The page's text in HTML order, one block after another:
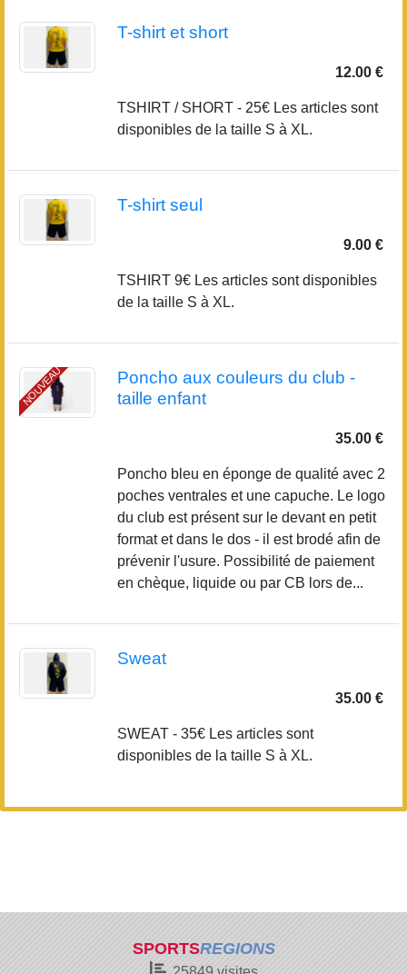
T-shirt et short
12.00 €
TSHIRT / SHORT - 25€ Les articles sont
disponibles de la taille S à XL.
T-shirt seul
9.00 €
TSHIRT 9€ Les articles sont disponibles
de la taille S à XL.
NOUVEAU
Poncho aux couleurs du club -
taille enfant
35.00 €
Poncho bleu en éponge de qualité avec 2
poches ventrales et une capuche. Le logo
du club est présent sur le devant en petit
format et dans le dos - il est brodé afin de
prévenir l'usure. Possibilité de paiement
en chèque, liquide ou par CB lors de...
Sweat
35.00 €
SWEAT - 35€ Les articles sont
disponibles de la taille S à XL.
SPORTSREGIONS